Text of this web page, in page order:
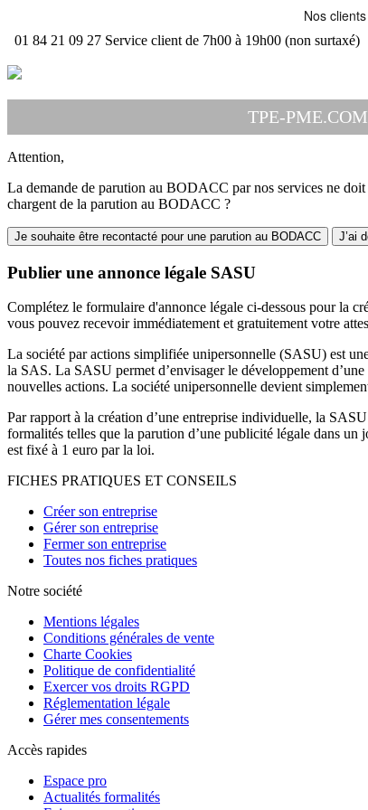
01 84 21 09 27 Service client de 7h00 à 19h00 (non surtaxé)
TPE-
Attention,
La demande de parution au BODACC par nos services ne doit
chargent de la parution au BODACC ?
Je souhaite être recontacté pour une parution au BODACC J’ai
Publier une annonce légale SASU
Complétez le formulaire d'annonce légale ci-dessous pour la
vous pouvez recevoir immédiatement et gratuitement votre
La société par actions simplifiée unipersonnelle (SASU) est
la SAS. La SASU permet d’envisager le développement
nouvelles actions. La société unipersonnelle devient
Par rapport à la création d’une entreprise individuelle, la
formalités telles que la parution d’une publicité légale dans
est fixé à 1 euro par la loi.
FICHES PRATIQUES ET CONSEILS
Créer son entreprise
Gérer son entreprise
Fermer son entreprise
Toutes nos fiches pratiques
Notre société
Mentions légales
Conditions générales de vente
Charte Cookies
Politique de confidentialité
Exercer vos droits RGPD
Réglementation légale
Gérer mes consentements
Accès rapides
Espace pro
Actualités formalités